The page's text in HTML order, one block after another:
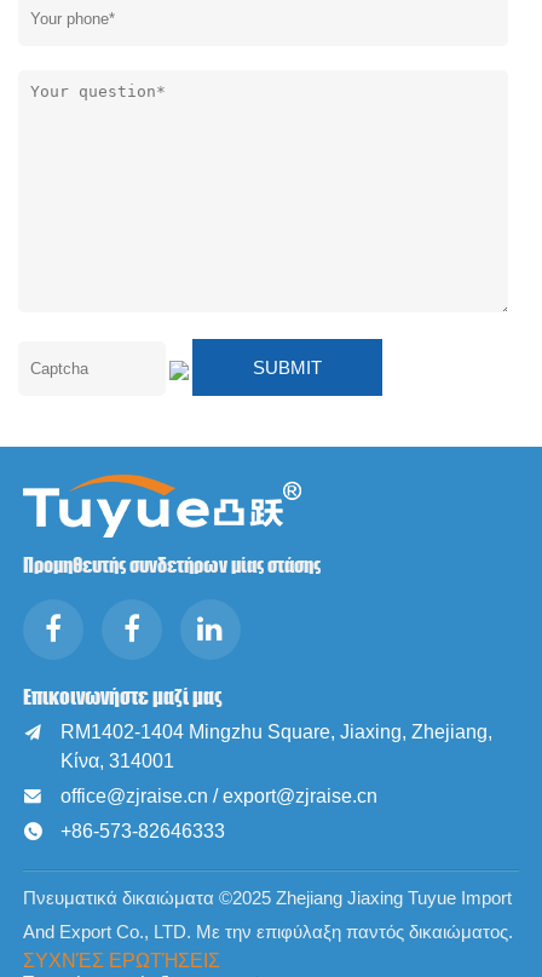
Προμηθευτής συνδετήρων μίας στάσης
Επικοινωνήστε μαζί μας

RM1402-1404 Mingzhu Square, Jiaxing, Zhejiang,
Κίνα, 314001
 office@zjraise.cn / export@zjraise.cn
 +86-573-82646333
Πνευματικά δικαιώματα ©2025 Zhejiang Jiaxing Tuyue Import
And Export Co., LTD. Με την επιφύλαξη παντός δικαιώματος.
ΣΥΧΝΈΣ ΕΡΩΤΉΣΕΙΣ